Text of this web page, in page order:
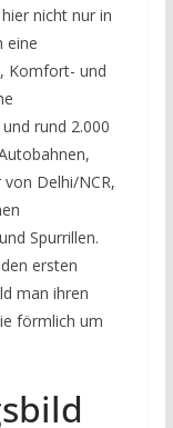
nicht nur in
eine
Komfort- und
rund 2.000
Delhi/NCR,
Spurrillen.
ersten
man ihren
förmlich um